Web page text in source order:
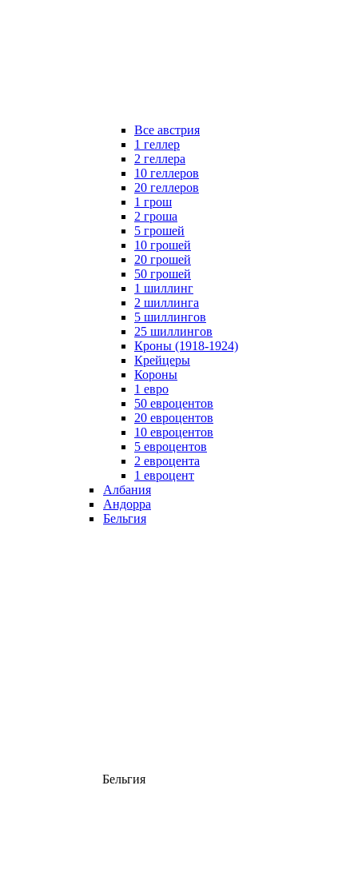
Все австрия
1 геллер
2 геллера
10 геллеров
20 геллеров
1 грош
2 гроша
5 грошей
10 грошей
20 грошей
50 грошей
1 шиллинг
2 шиллинга
5 шиллингов
25 шиллингов
Кроны (1918-1924)
Крейцеры
Короны
1 евро
50 евроцентов
20 евроцентов
10 евроцентов
5 евроцентов
2 евроцента
1 евроцент
Албания
Андорра
Бельгия
Бельгия